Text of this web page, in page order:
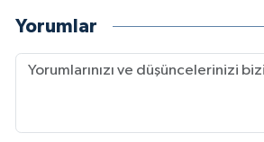
Yorumlar